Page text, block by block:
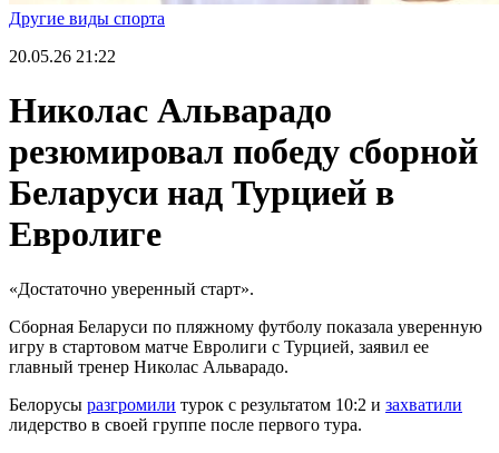
Другие виды спорта
20.05.26 21:22
Николас Альварадо
резюмировал победу сборной
Беларуси над Турцией в
Евролиге
«Достаточно уверенный старт».
Сборная Беларуси по пляжному футболу показала уверенную
игру в стартовом матче Евролиги с Турцией, заявил ее
главный тренер Николас Альварадо.
Белорусы разгромили турок с результатом 10:2 и захватили
лидерство в своей группе после первого тура.